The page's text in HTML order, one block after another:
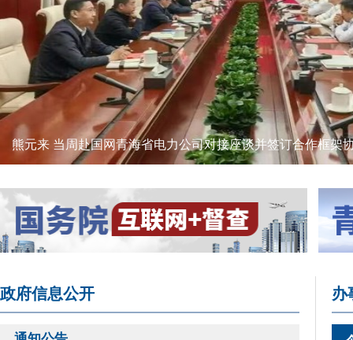
熊元来 当周赴国网青海省电力公司对接座谈并签订合作框架
政府信息公开 办